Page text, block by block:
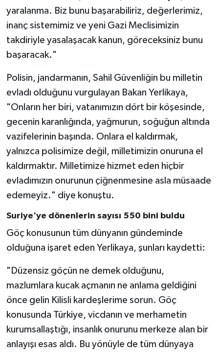
yaralanma. Biz bunu başarabiliriz, değerlerimiz,
inanç sistemimiz ve yeni Gazi Meclisimizin
takdiriyle yasalaşacak kanun, göreceksiniz bunu
başaracak."
Polisin, jandarmanın, Sahil Güvenliğin bu milletin
evladı olduğunu vurgulayan Bakan Yerlikaya,
"Onların her biri, vatanımızın dört bir köşesinde,
gecenin karanlığında, yağmurun, soğuğun altında
vazifelerinin başında. Onlara el kaldırmak,
yalnızca polisimize değil, milletimizin onuruna el
kaldırmaktır. Milletimize hizmet eden hiçbir
evladımızın onurunun çiğnenmesine asla müsaade
edemeyiz." diye konuştu.
Suriye'ye dönenlerin sayısı 550 bini buldu
Göç konusunun tüm dünyanın gündeminde
olduğuna işaret eden Yerlikaya, şunları kaydetti:
"Düzensiz göçün ne demek olduğunu,
mazlumlara kucak açmanın ne anlama geldiğini
önce gelin Kilisli kardeşlerime sorun. Göç
konusunda Türkiye, vicdanın ve merhametin
kurumsallaştığı, insanlık onurunu merkeze alan bir
anlayışı esas aldı. Bu yönüyle de tüm dünyaya